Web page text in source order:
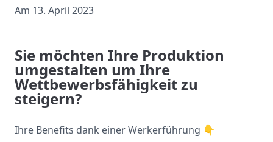
Am 13. April 2023
Sie möchten Ihre Produktion
umgestalten um Ihre
Wettbewerbsfähigkeit zu
steigern?
Ihre Benefits dank einer Werkerführung 👇